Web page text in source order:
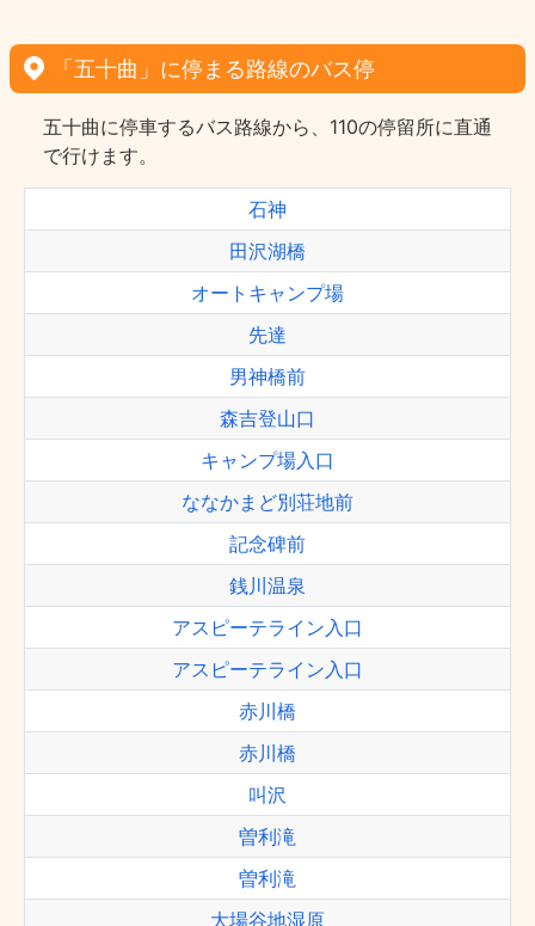
「五十曲」に停まる路線のバス停
五十曲に停車するバス路線から、110の停留所に直通
で行けます。
石神
田沢湖橋
オートキャンプ場
先達
男神橋前
森吉登山口
キャンプ場入口
ななかまど別荘地前
記念碑前
銭川温泉
アスピーテライン入口
アスピーテライン入口
赤川橋
赤川橋
叫沢
曽利滝
曽利滝
大場谷地湿原